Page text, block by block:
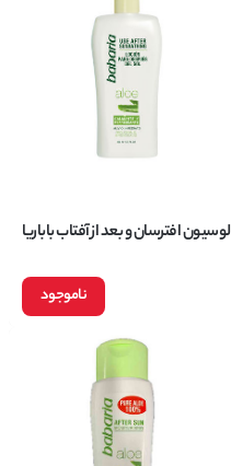
لوسیون افترسان و بعد از آفتاب باباریا
ناموجود